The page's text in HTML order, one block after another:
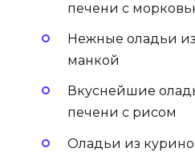
печени с
Нежные оладьи
манкой
Вкуснейшие
печени с рисом
Оладьи из